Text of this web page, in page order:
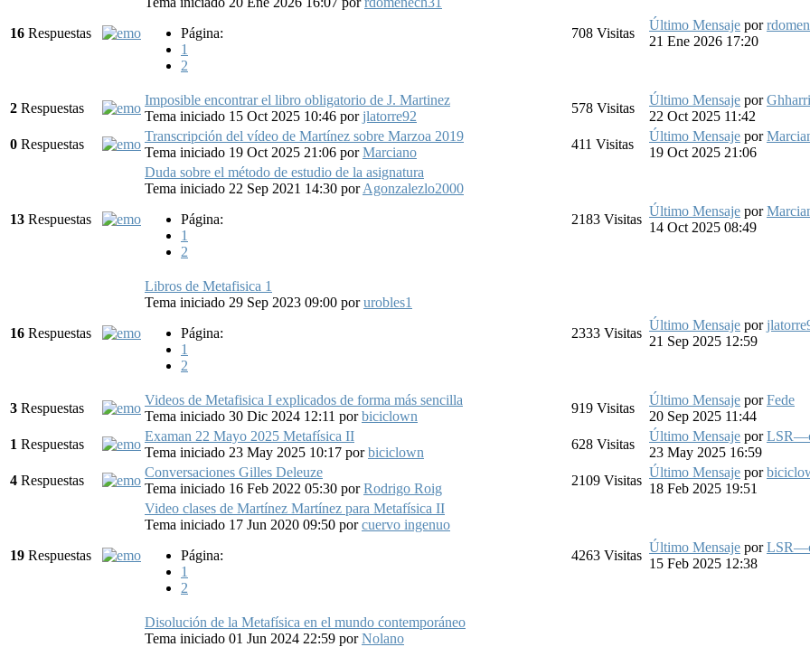
16 Respuestas
Página:
1
2
708 Visitas
Último Mensaje por
21 Ene 2026 17:20
2 Respuestas
Imposible encontrar el libro obligatorio de J. Martinez
Tema iniciado 15 Oct 2025 10:46 porjlatorre92
578 Visitas
Último Mensaje porGhharri
22 Oct 2025 11:42
0 Respuestas
Transcripción del vídeo de Martínez sobre Marzoa 2019
Tema iniciado 19 Oct 2025 21:06 porMarciano
411 Visitas
Último Mensaje por
19 Oct 2025 21:06
13 Respuestas
Duda sobre el método de estudio de la asignatura
Tema iniciado 22 Sep 2021 14:30 porAgonzalezlo2000
Página:
1
2
2183 Visitas
Último Mensaje por
14 Oct 2025 08:49
16 Respuestas
Libros de Metafisica 1
Tema iniciado 29 Sep 2023 09:00 porurobles1
Página:
1
2
2333 Visitas
Último Mensaje por
21 Sep 2025 12:59
3 Respuestas
Videos de Metafisica I explicados de forma más sencilla
Tema iniciado 30 Dic 2024 12:11 porbiciclown
919 Visitas
Último Mensaje porFede
20 Sep 2025 11:44
1 Respuestas
Examan 22 Mayo 2025 Metafísica II
Tema iniciado 23 May 2025 10:17 porbiciclown
628 Visitas
Último Mensaje por
23 May 2025 16:59
4 Respuestas
Conversaciones Gilles Deleuze
Tema iniciado 16 Feb 2022 05:30 porRodrigo Roig
2109 Visitas
Último Mensaje por
18 Feb 2025 19:51
19 Respuestas
Video clases de Martínez Martínez para Metafísica II
Tema iniciado 17 Jun 2020 09:50 porcuervo ingenuo
Página:
1
2
4263 Visitas
Último Mensaje por
15 Feb 2025 12:38
Disolución de la Metafísica en el mundo contemporáneo
Tema iniciado 01 Jun 2024 22:59 porNolano